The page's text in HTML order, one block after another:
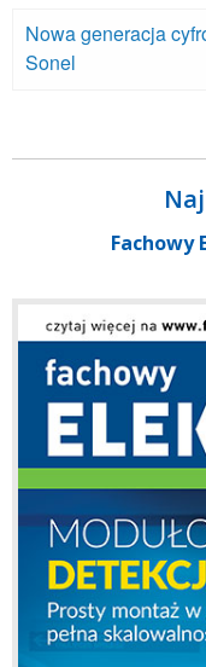
Nowa generacja
Sonel
Fachowy